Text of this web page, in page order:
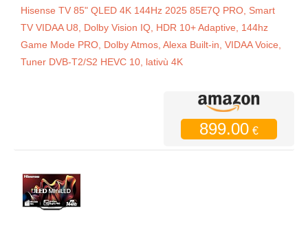
Hisense TV 85" QLED 4K 144Hz 2025 85E7Q PRO, Smart
TV VIDAA U8, Dolby Vision IQ, HDR 10+ Adaptive, 144hz
Game Mode PRO, Dolby Atmos, Alexa Built-in, VIDAA Voice,
Tuner DVB-T2/S2 HEVC 10, lativù 4K
899.00 €